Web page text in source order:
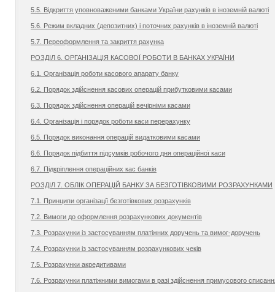
5.5. Відкриття уповноваженими банками України рахунків в іноземній валюті
5.6. Режим вкладних (депозитних) і поточних рахунків в іноземній валюті
5.7. Переоформлення та закриття рахунка
РОЗДІЛ 6. ОРГАНІЗАЦІЯ КАСОВОЇ РОБОТИ В БАНКАХ УКРАЇНИ
6.1. Організація роботи касового апарату банку
6.2. Порядок здійснення касових операцій прибутковими касами
6.3. Порядок здійснення операцій вечірніми касами
6.4. Організація і порядок роботи каси перерахунку
6.5. Порядок виконання операцій видатковими касами
6.6. Порядок підбиття підсумків робочого дня операційної каси
6.7. Підкріплення операційних кас банків
РОЗДІЛ 7. ОБЛІК ОПЕРАЦІЙ БАНКУ ЗА БЕЗГОТІВКОВИМИ РОЗРАХУНКАМИ
7.1. Принципи організації безготівкових розрахунків
7.2. Вимоги до оформлення розрахункових документів
7.3. Розрахунки із застосуванням платіжних доручень та вимог-доручень
7.4. Розрахунки із застосуванням розрахункових чеків
7.5. Розрахунки акредитивами
7.6. Розрахунки платіжними вимогами в разі здійснення примусового